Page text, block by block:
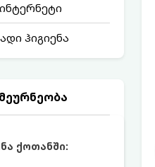
ჰიგიენა
ქოთანში: